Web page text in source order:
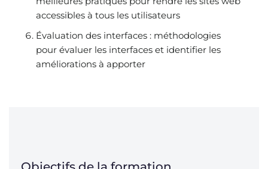
accessibles à tous les utilisateurs
Évaluation des interfaces : méthodologies
pour évaluer les interfaces et identifier les
améliorations à apporter